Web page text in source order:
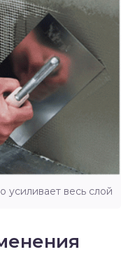
усиливает весь слой